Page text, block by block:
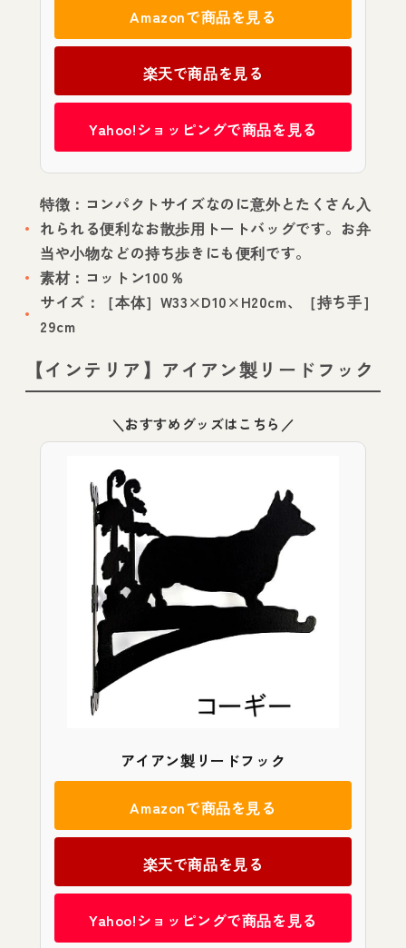
Amazonで商品を見る
楽天で商品を見る
Yahoo!ショッピングで商品を見る
特徴：コンパクトサイズなのに意外とたくさん入
れられる便利なお散歩用トートバッグです。お弁
当や小物などの持ち歩きにも便利です。
素材：コットン100％
サイズ：［本体］W33×D10×H20cm、［持ち手］
29cm
【インテリア】アイアン製リードフック
＼おすすめグッズはこちら／
アイアン製リードフック
Amazonで商品を見る
楽天で商品を見る
Yahoo!ショッピングで商品を見る